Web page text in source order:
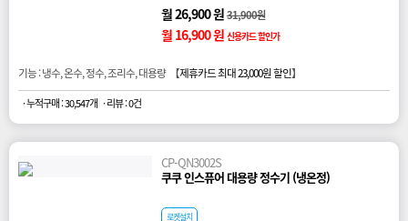
월 26,900 원31,900원
월 16,900 원 신용카드 할인가
기능 : 냉수, 온수, 정수, 조리수, 대용량 【제휴카드 최대 23,000원 할인】
· 누적구매 : 30,547개 · 리뷰 : 0건
CP-QN3002S
쿠쿠 인스퓨어 대용량 정수기 (냉온정)
로켓설치